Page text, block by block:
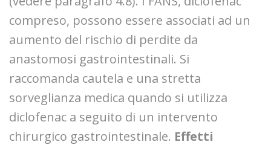
compreso, possono essere associati ad un
aumento del rischio di perdite da
anastomosi gastrointestinali. Si
raccomanda cautela e una stretta
sorveglianza medica quando si utilizza
diclofenac a seguito di un intervento
chirurgico gastrointestinale. Effetti